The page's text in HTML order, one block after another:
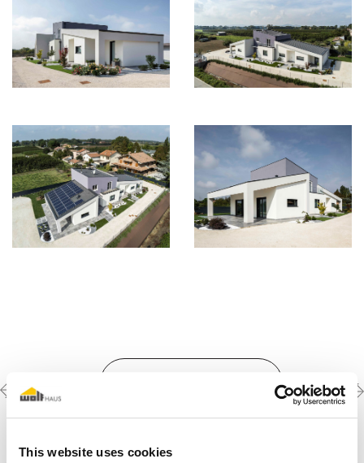
This website uses cookies
project
project